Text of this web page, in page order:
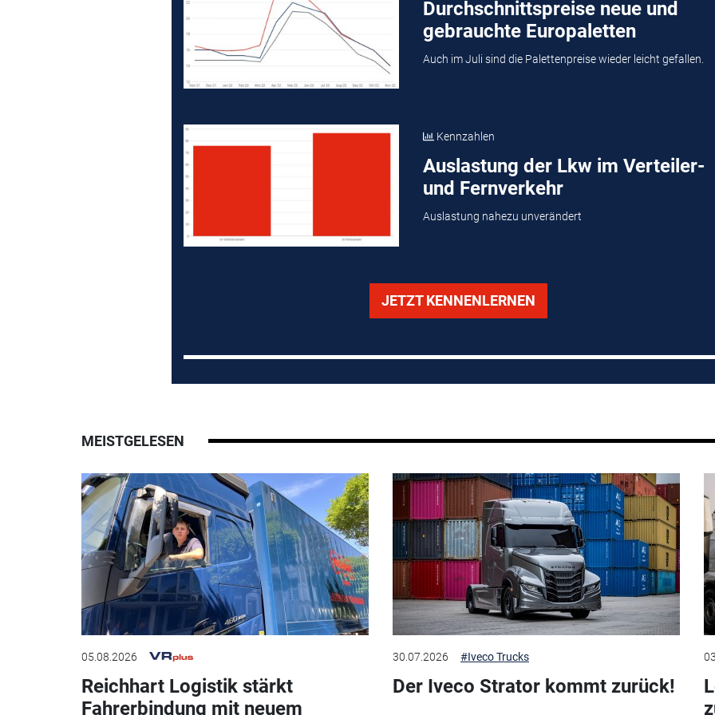
Durchschnittspreise neue und
gebrauchte Europaletten
Auch im Juli sind die Palettenpreise wieder leicht gefallen.
Kennzahlen
Auslastung der Lkw im Verteiler-
und Fernverkehr
Auslastung nahezu unverändert
JETZT KENNENLERNEN
MEISTGELESEN
05.08.2026
Reichhart Logistik stärkt
Fahrerbindung mit neuem
30.07.2026 #Iveco Trucks
Der Iveco Strator kommt zurück!